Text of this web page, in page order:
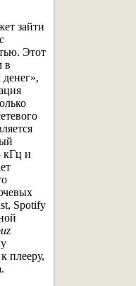
зайти
Этот
в
кГц и
Spotify
плееру,